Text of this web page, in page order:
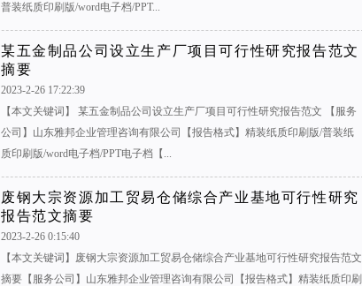
普装纸质印刷版/word电子档/PPT...
某五金制品公司设立生产厂项目可行性研究报告范文
摘要
2023-2-26 17:22:39
【本文关键词】 某五金制品公司设立生产厂项目可行性研究报告范文 【服务
公司】山东雅邦企业管理咨询有限公司【报告格式】精装纸质印刷版/普装纸
质印刷版/word电子档/PPT电子档【...
废钢大宗资源加工贸易仓储综合产业基地可行性研究
报告范文摘要
2023-2-26 0:15:40
【本文关键词】废钢大宗资源加工贸易仓储综合产业基地可行性研究报告范文
摘要【服务公司】山东雅邦企业管理咨询有限公司【报告格式】精装纸质印刷